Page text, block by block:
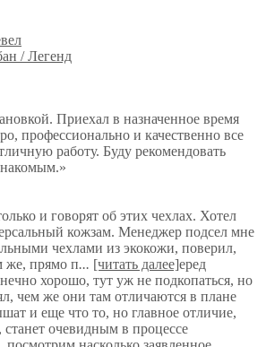
/ Легенд
Приехал в назначенное время
профессионально и качественно все
работу. Буду рекомендовать
и говорят об этих чехлах. Хотел
кожзам. Менеджер подсел мне
чехлами из экокожи, поверил,
же, прямо п... [читать далее]еред
хорошо, тут уж не подкопаться, но
чем же они там отличаются в плане
и еще что то, но главное отличие,
станет очевидным в процессе